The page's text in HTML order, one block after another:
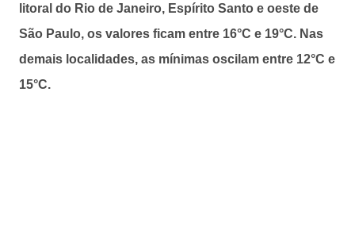
litoral do Rio de Janeiro, Espírito Santo e oeste de
São Paulo, os valores ficam entre 16°C e 19°C. Nas
demais localidades, as mínimas oscilam entre 12°C e
15°C.